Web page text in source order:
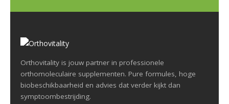
Orthovitality is jouw partner in professionele
orthomoleculaire supplementen. Pure formules, hoge
biobeschikbaarheid en advies dat verder kijkt dan
symptoombestrijding.